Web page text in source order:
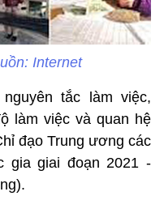
Internet
tắc làm việc,
làm việc và quan hệ
đạo Trung ương các
gia giai đoạn 2021 -